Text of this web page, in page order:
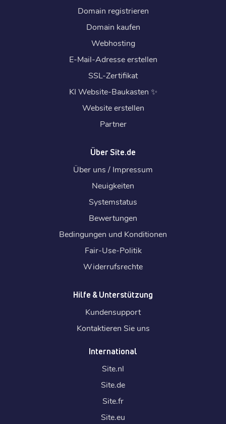
Domain registrieren
Domain kaufen
Webhosting
E-Mail-Adresse erstellen
SSL-Zertifikat
KI Website-Baukasten ✨
Website erstellen
Partner
Über Site.de
Über uns / Impressum
Neuigkeiten
Systemstatus
Bewertungen
Bedingungen und Konditionen
Fair-Use-Politik
Widerrufsrechte
Hilfe & Unterstützung
Kundensupport
Kontaktieren Sie uns
International
Site.nl
Site.de
Site.fr
Site.eu